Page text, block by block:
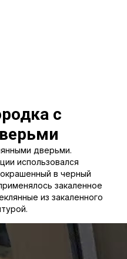
с
дверьми.
использовался
в черный
закаленное
из закаленного